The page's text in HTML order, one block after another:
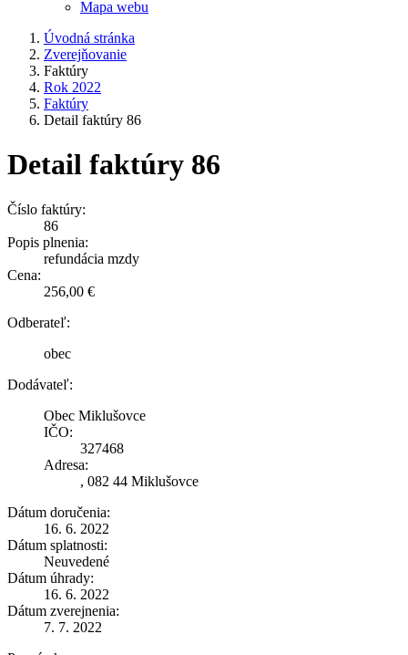
Mapa webu
Úvodná stránka
Zverejňovanie
Faktúry
Rok 2022
Faktúry
Detail faktúry 86
Detail faktúry 86
Číslo faktúry:
86
Popis plnenia:
refundácia mzdy
Cena:
256,00 €
Odberateľ:
obec
Dodávateľ:
Obec Miklušovce
IČO:
327468
Adresa:
, 082 44 Miklušovce
Dátum doručenia:
16. 6. 2022
Dátum splatnosti:
Neuvedené
Dátum úhrady:
16. 6. 2022
Dátum zverejnenia:
7. 7. 2022